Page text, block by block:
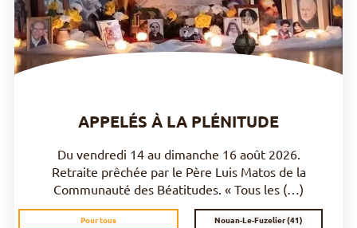
APPELÉS À LA PLÉNITUDE
Du vendredi 14 au dimanche 16 août 2026.
Retraite prêchée par le Père Luis Matos de la
Communauté des Béatitudes. « Tous les (…)
Pour tous Nouan-Le-Fuzelier (41)